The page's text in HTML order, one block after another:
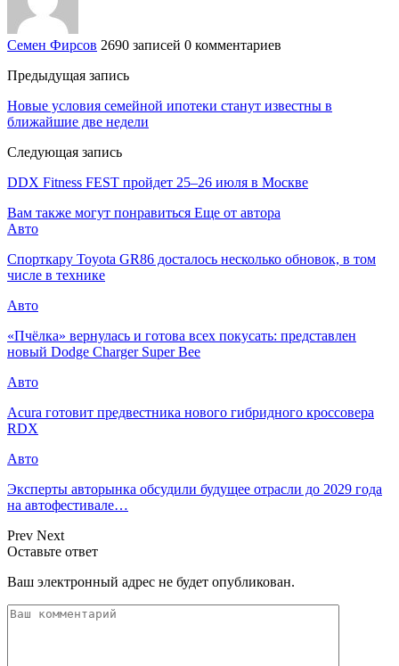
Семен Фирсов 2690 записей 0 комментариев
Предыдущая запись
Новые условия семейной ипотеки станут известны в
ближайшие две недели
Следующая запись
DDX Fitness FEST пройдет 25–26 июля в Москве
Вам также могут понравиться Еще от автора
Авто
Спорткару Toyota GR86 досталось несколько обновок, в том
числе в технике
Авто
«Пчёлка» вернулась и готова всех покусать: представлен
новый Dodge Charger Super Bee
Авто
Acura готовит предвестника нового гибридного кроссовера
RDX
Авто
Эксперты авторынка обсудили будущее отрасли до 2029 года
на автофестивале…
Prev Next
Оставьте ответ
Ваш электронный адрес не будет опубликован.